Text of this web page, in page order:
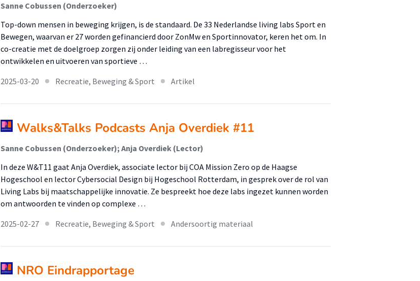
Sanne Cobussen (Onderzoeker)
Top-down mensen in beweging krijgen, is de standaard. De 33 Nederlandse living labs Sport en
Bewegen, waarvan er 27 worden gefinancierd door ZonMw en Sportinnovator, keren het om. In
co-creatie met de doelgroep zorgen zij onder leiding van een labregisseur voor het
ontwikkelen en uitvoeren van sportieve …
2025-03-20
Recreatie, Beweging & Sport Artikel
Walks&Talks Podcasts Anja Overdiek #11
Sanne Cobussen (Onderzoeker); Anja Overdiek (Lector)
In deze W&T11 gaat Anja Overdiek, associate lector bij COA Mission Zero op de Haagse
Hogeschool en lector Cybersocial Design bij Hogeschool Rotterdam, in gesprek over de rol van
Living Labs bij maatschappelijke innovatie. Ze bespreekt hoe deze labs ingezet kunnen worden
om antwoorden te vinden op complexe …
2025-02-27
Recreatie, Beweging & Sport Andersoortig materiaal
NRO Eindrapportage